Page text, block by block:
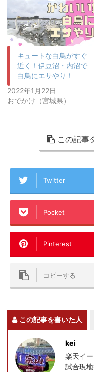
キュートな白鳥がすぐ
近く！伊豆沼・内沼で
白鳥にエサやり！
2022年1月22日
おでかけ（宮城県）
この記事
Twitter
Pocket
Pinterest
コピーする
この記事を書いた人
kei
楽天イ
試合現